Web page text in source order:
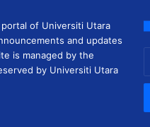
of Universiti Utara
and updates
is managed by the
by Universiti Utara